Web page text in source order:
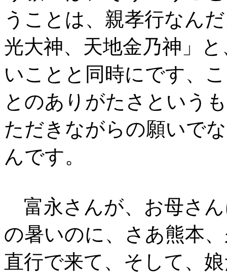
うことは、親孝行なん
光大神、天地金乃神」
いことと同時にです、
とのありがたさという
ただきながらの願いで
んです。
富永さんが、お母さ
の暑いのに、さあ熊本
直行で来て、そして、